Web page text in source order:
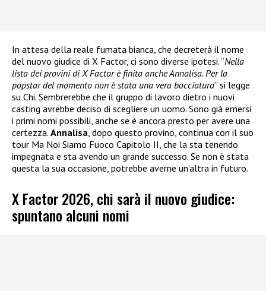
In attesa della reale fumata bianca, che decreterà il nome
del nuovo giudice di X Factor, ci sono diverse ipotesi. “Nella
lista dei provini di X Factor è finita anche Annalisa. Per la
popstar del momento non è stata una vera bocciatura” si legge
su Chi. Sembrerebbe che il gruppo di lavoro dietro i nuovi
casting avrebbe deciso di scegliere un uomo. Sono già emersi
i primi nomi possibili, anche se è ancora presto per avere una
certezza. Annalisa, dopo questo provino, continua con il suo
tour Ma Noi Siamo Fuoco Capitolo II, che la sta tenendo
impegnata e sta avendo un grande successo. Se non è stata
questa la sua occasione, potrebbe averne un’altra in futuro.
X Factor 2026, chi sarà il nuovo giudice:
spuntano alcuni nomi